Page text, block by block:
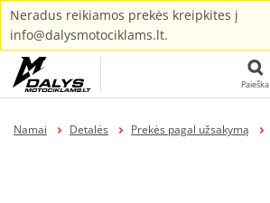
Neradus reikiamos prekės kreipkites į
info@dalysmotociklams.lt.
Paieška
Namai Detalės Prekės pagal užsakymą